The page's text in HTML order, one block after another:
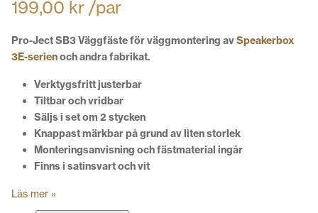
199,00 kr /par
Pro-Ject SB3 Väggfäste för väggmontering avSpeakerbox
3E-serienoch andra fabrikat.
Verktygsfritt justerbar
Tiltbar och vridbar
Säljs i set om 2 stycken
Knappast märkbar på grund av liten storlek
Monteringsanvisning och fästmaterial ingår
Finns i satinsvart och vit
Läs mer »